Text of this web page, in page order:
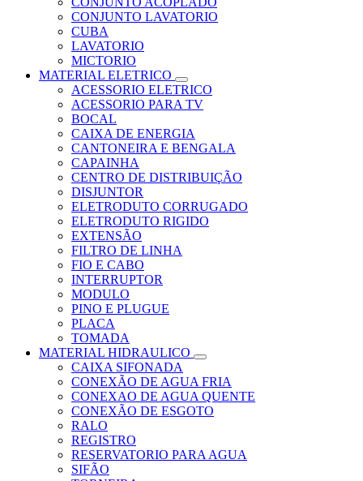
CONJUNTO LAVATORIO
CUBA
LAVATORIO
MICTORIO
MATERIAL ELETRICO
ACESSORIO ELETRICO
ACESSORIO PARA TV
BOCAL
CAIXA DE ENERGIA
CANTONEIRA E BENGALA
CAPAINHA
CENTRO DE DISTRIBUIÇÃO
DISJUNTOR
ELETRODUTO CORRUGADO
ELETRODUTO RIGIDO
EXTENSÃO
FILTRO DE LINHA
FIO E CABO
INTERRUPTOR
MODULO
PINO E PLUGUE
PLACA
TOMADA
MATERIAL HIDRAULICO
CAIXA SIFONADA
CONEXÃO DE AGUA FRIA
CONEXAO DE AGUA QUENTE
CONEXÃO DE ESGOTO
RALO
REGISTRO
RESERVATORIO PARA AGUA
SIFÃO